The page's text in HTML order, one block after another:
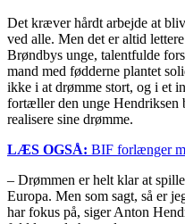
Det kræver hårdt arbejde at
ved alle. Men det er altid
Brøndbys unge, talentfulde
mand med fødderne plantet
ikke i at drømme stort, og i et
fortæller den unge Hendriksen
realisere sine drømme.
LÆS OGSÅ: BIF forlænger
– Drømmen er helt klar at
Europa. Men som sagt, så er
har fokus på, siger Anton